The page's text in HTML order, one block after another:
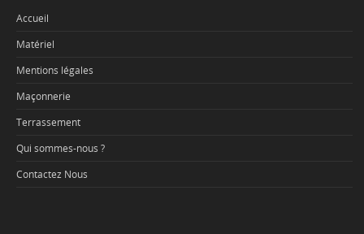
Accueil
Matériel
Mentions légales
Maçonnerie
Terrassement
Qui sommes-nous ?
Contactez Nous